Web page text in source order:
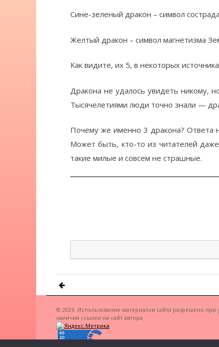
Сине-зеленый дракон – символ
Желтый дракон – символ магнетизма
Как видите, их 5, в некоторых
Дракона не удалось увидеть никому,
Тысячелетиями люди точно знали —
Почему же именно 3 дракона? Ответа
Может быть, кто-то из читателей
такие милые и совсем не страшные.
© 2026 Использование материалов сайта разрешено при
наличия ссылки на сайт автора ·